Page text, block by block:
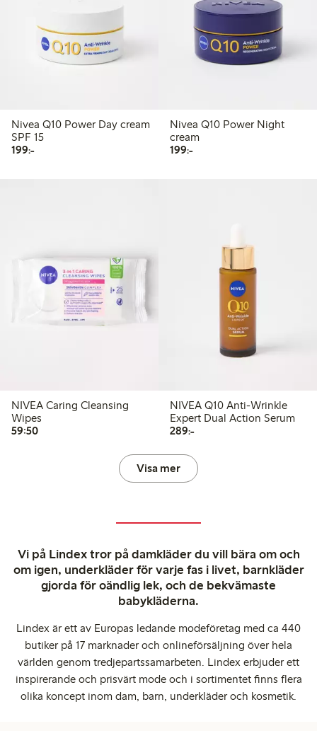
Nivea Q10 Power Day cream
SPF 15
199:-199,00 kr
Nivea Q10 Power Night
cream
199:-199,00 kr
NIVEA Caring Cleansing
Wipes
59:5059,50 kr
NIVEA Q10 Anti-Wrinkle
Expert Dual Action Serum
289:-289,00 kr
Visa mer
Vi på Lindex tror på damkläder du vill bära om och
om igen, underkläder för varje fas i livet, barnkläder
gjorda för oändlig lek, och de bekvämaste
babykläderna.
Lindex är ett av Europas ledande modeföretag med ca 440
butiker på 17 marknader och onlineförsäljning över hela
världen genom tredjepartssamarbeten. Lindex erbjuder ett
inspirerande och prisvärt mode och i sortimentet finns flera
olika koncept inom dam, barn, underkläder och kosmetik.